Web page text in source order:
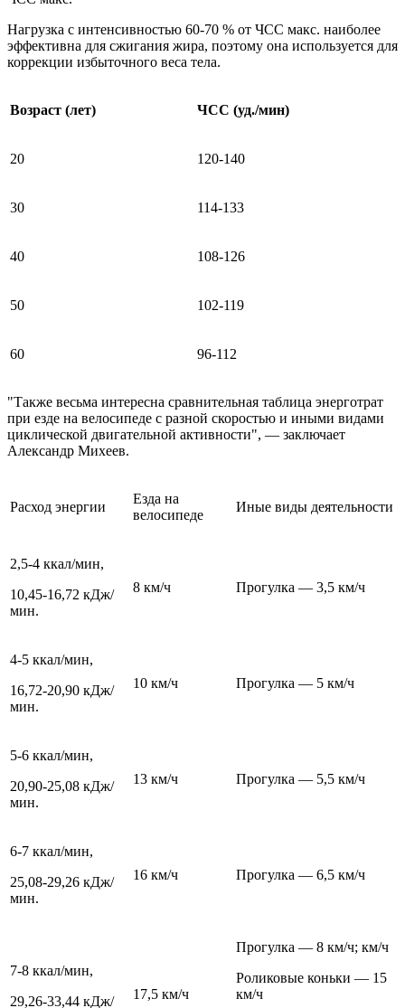
Нагрузка с интенсивностью 60-70 % от ЧСС макс. наиболее
эффективна для сжигания жира, поэтому она используется для
коррекции избыточного веса тела.
Возраст (лет) ЧСС (уд./мин)
20 120-140
30 114-133
40 108-126
50 102-119
60 96-112
"Также весьма интересна сравнительная таблица энерготрат
при езде на велосипеде с разной скоростью и иными видами
циклической двигательной активности", — заключает
Александр Михеев.
Расход энергии
Езда на
велосипеде
Иные виды деятельности
2,5-4 ккал/мин,
10,45-16,72 кДж/
мин.
8 км/ч Прогулка — 3,5 км/ч
4-5 ккал/мин,
16,72-20,90 кДж/
мин.
10 км/ч Прогулка — 5 км/ч
5-6 ккал/мин,
20,90-25,08 кДж/
мин.
13 км/ч Прогулка — 5,5 км/ч
6-7 ккал/мин,
25,08-29,26 кДж/
мин.
16 км/ч Прогулка — 6,5 км/ч
7-8 ккал/мин,
29,26-33,44 кДж/
17,5 км/ч
Прогулка — 8 км/ч; км/ч
Роликовые коньки — 15
км/ч